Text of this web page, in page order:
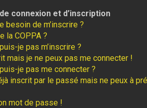
connexion et d’inscription
besoin de m’inscrire ?
la COPPA ?
je pas m’inscrire ?
mais je ne peux pas me connecter !
je pas me connecter ?
inscrit par le passé mais ne peux à
mot de passe !